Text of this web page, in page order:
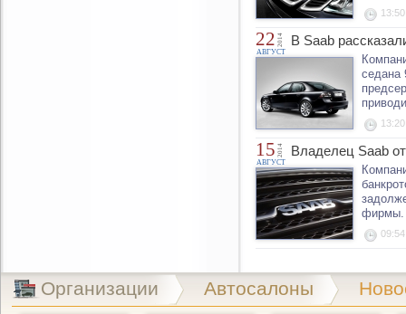
13:50
22
АВГУСТ
2014 В Saab
седана
13:20
15
АВГУСТ
2014 Владелец Saab
фирмы.
09:54
Организации Автосалоны